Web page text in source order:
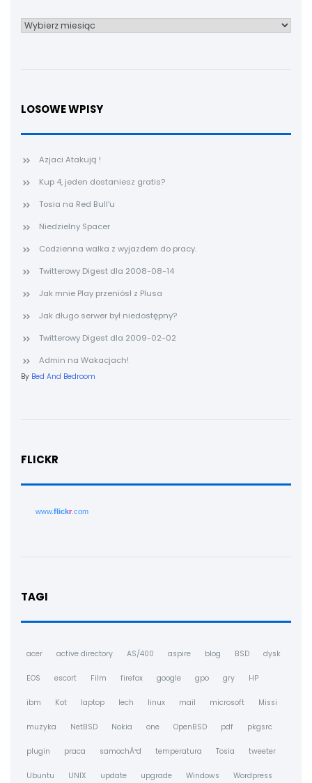
Archiwum
LOSOWE WPISY
Azjaci Atakują !
Kup 4, jeden dostaniesz gratis?
Tosia na Red Bull'u
Niedzielny Spacer
Codzienna walka z wyjazdem do pracy.
Twitterowy Digest dla 2008-08-14
Jak mnie Play przeniósł z Plusa
Jak długo serwer był niedostępny?
Twitterowy Digest dla 2009-02-02
Admin na Wakacjach!
By Bed And Bedroom
FLICKR
www.flickr.com
TAGI
acer active directory AS/400 aspire blog BSD dysk
EOS escort Film firefox google gpo gry HP
ibm Kot laptop lech linux mail microsoft Missi
muzyka NetBSD Nokia one OpenBSD pdf pkgsrc
plugin praca samochÃ³d temperatura Tosia tweeter
Ubuntu UNIX update upgrade Windows Wordpress